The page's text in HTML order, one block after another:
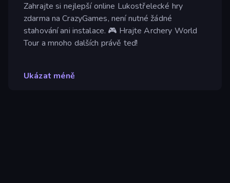
Zahrajte si nejlepší online Lukostřelecké hry
zdarma na CrazyGames, není nutné žádné
stahování ani instalace. 🎮 Hrajte Archery World
Tour a mnoho dalších právě teď!
Ukázat méně